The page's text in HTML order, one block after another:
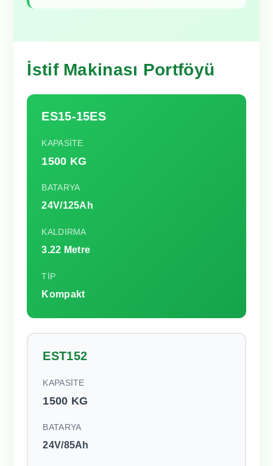
İstif Makinası Portföyü
ES15-15ES
KAPASİTE
1500 KG
BATARYA
24V/125Ah
KALDIRMA
3.22 Metre
TİP
Kompakt
EST152
KAPASİTE
1500 KG
BATARYA
24V/85Ah